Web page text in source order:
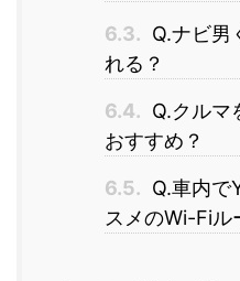
6.3. Q.ナビ男
れる？
6.4. Q.クルマ
おすすめ？
6.5. Q.車内で
スメのWi-Fiル